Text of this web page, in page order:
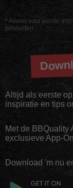
* Alleen voor eerste
producten
Altijd als eerste
inspiratie en tips
Met de BBQuality
exclusieve App-
Download 'm nu